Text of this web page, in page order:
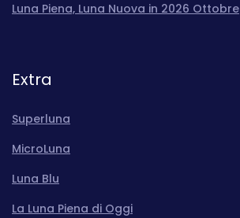
Luna Piena, Luna Nuova in 2026 Ottobre
Extra
Superluna
MicroLuna
Luna Blu
La Luna Piena di Oggi